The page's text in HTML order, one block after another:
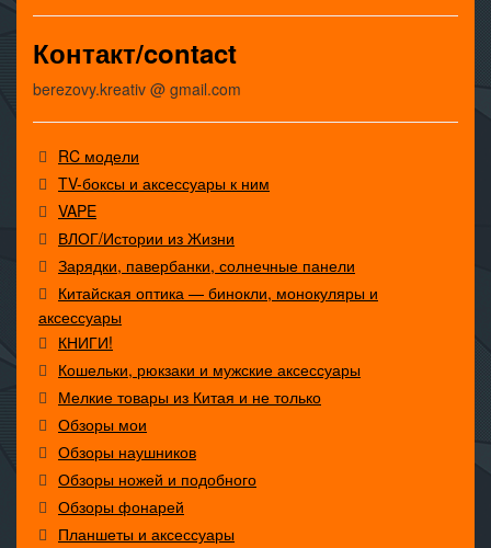
Контакт/contact
berezovy.kreativ @ gmail.com
RC модели
TV-боксы и аксессуары к ним
VAPE
ВЛОГ/Истории из Жизни
Зарядки, павербанки, солнечные панели
Китайская оптика — бинокли, монокуляры и
аксессуары
КНИГИ!
Кошельки, рюкзаки и мужские аксессуары
Мелкие товары из Китая и не только
Обзоры мои
Обзоры наушников
Обзоры ножей и подобного
Обзоры фонарей
Планшеты и аксессуары